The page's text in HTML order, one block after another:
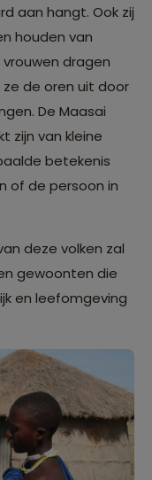
aan hangt. Ook zij
houden van
dragen
ze de oren uit door
De Maasai
zijn van kleine
betekenis
of de persoon in
deze volken zal
gewoonten die
en leefomgeving